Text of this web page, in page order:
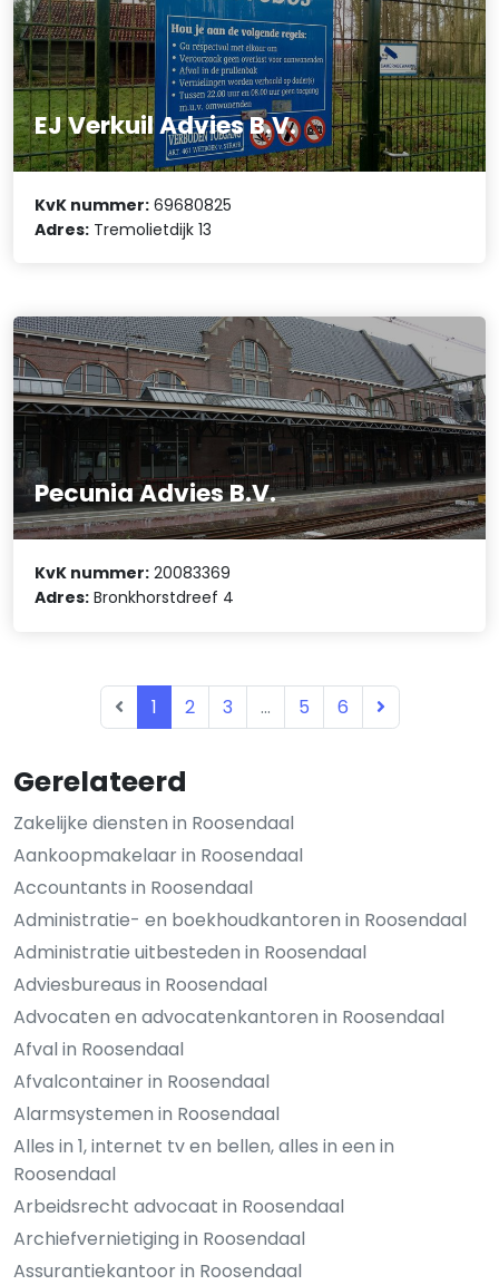
Gerelateerd
Zakelijke diensten in Roosendaal
Aankoopmakelaar in Roosendaal
Accountants in Roosendaal
Administratie- en boekhoudkantoren in Roosendaal
Administratie uitbesteden in Roosendaal
Adviesbureaus in Roosendaal
Advocaten en advocatenkantoren in Roosendaal
Afval in Roosendaal
Afvalcontainer in Roosendaal
Alarmsystemen in Roosendaal
Alles in 1, internet tv en bellen, alles in een in
Roosendaal
Arbeidsrecht advocaat in Roosendaal
Archiefvernietiging in Roosendaal
Assurantiekantoor in Roosendaal
EJ Verkuil Advies B.V.
KvK nummer: 69680825
Adres: Tremolietdijk 13
Pecunia Advies B.V.
KvK nummer: 20083369
Adres: Bronkhorstdreef 4
1 2 3 ... 5 6